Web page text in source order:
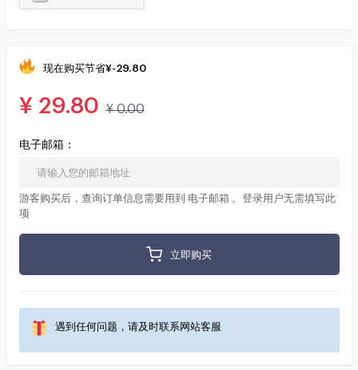
现在购买节省¥-29.80
¥ 29.80 ¥0.00
电子邮箱：
游客购买后，查询订单信息需要用到 电子邮箱 。登录用户无需填写此
项
立即购买
遇到任何问题，请及时联系网站客服